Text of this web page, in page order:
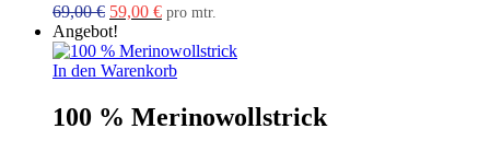
69,00€ Ursprünglicher
Preis
war:
69,00 €
59,00 €Aktueller
ist:
59,00 €.
pro mtr.
Angebot!
In den Warenkorb
100 % Merinowollstrick